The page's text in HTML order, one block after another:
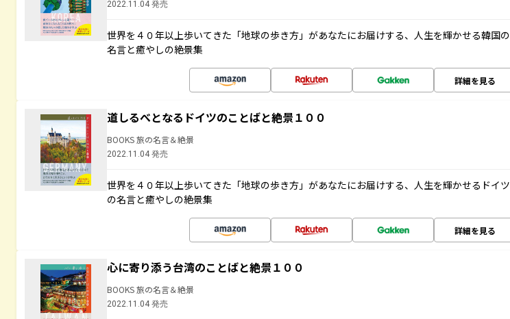
2022.11.04 発売
世界を４０年以上歩いてきた「地球の歩き方」があなたにお届けする、人生を輝かせる韓国の
名言と癒やしの絶景集
詳細を見る
道しるべとなるドイツのことばと絶景１００
BOOKS 旅の名言＆絶景
2022.11.04 発売
世界を４０年以上歩いてきた「地球の歩き方」があなたにお届けする、人生を輝かせるドイツ
の名言と癒やしの絶景集
詳細を見る
心に寄り添う台湾のことばと絶景１００
BOOKS 旅の名言＆絶景
2022.11.04 発売